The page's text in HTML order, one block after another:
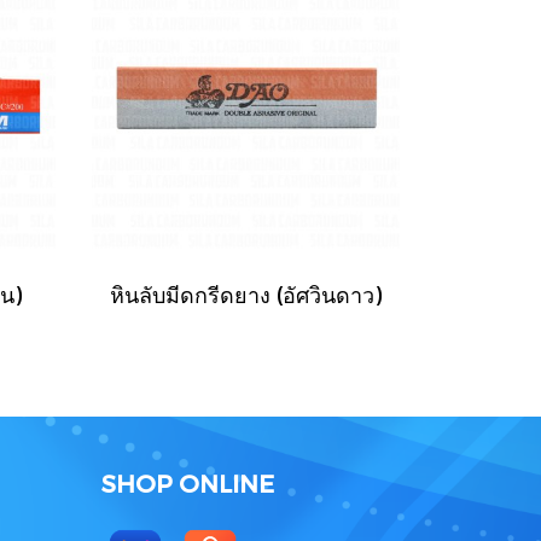
) หินลับมีดกรีดยาง (อัศวินดาว)
SHOP ONLINE